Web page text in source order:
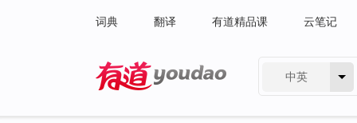
词典 翻译 有道精品课 云笔记
中英